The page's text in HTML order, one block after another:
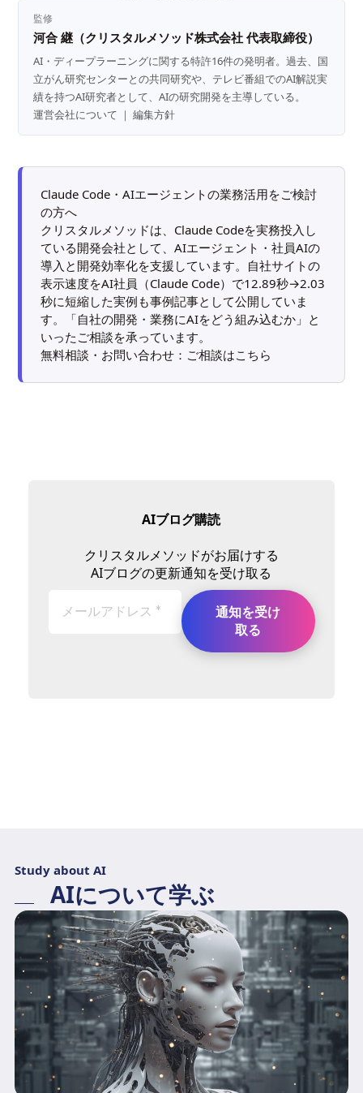
監修
河合 継（クリスタルメソッド株式会社 代表取締役）
AI・ディープラーニングに関する特許16件の発明者。過去、国
立がん研究センターとの共同研究や、テレビ番組でのAI解説実
績を持つAI研究者として、AIの研究開発を主導している。
運営会社について ｜編集方針
Claude Code・AIエージェントの業務活用をご検討
の方へ
クリスタルメソッドは、Claude Codeを実務投入し
ている開発会社として、AIエージェント・社員AIの
導入と開発効率化を支援しています。自社サイトの
表示速度をAI社員（Claude Code）で12.89秒→2.03
秒に短縮した実例も事例記事として公開していま
す。「自社の開発・業務にAIをどう組み込むか」と
いったご相談を承っています。
無料相談・お問い合わせ： ご相談はこちら
AIブログ購読
クリスタルメソッドがお届けする
AIブログの更新通知を受け取る
Study about AI
AIについて学ぶ